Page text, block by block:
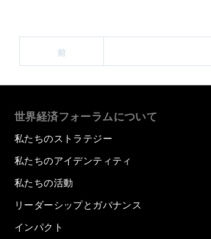
前
世界経済フォーラムについて
私たちのストラテジー
私たちのアイデンティティ
私たちの活動
リーダーシップとガバナンス
インパクト